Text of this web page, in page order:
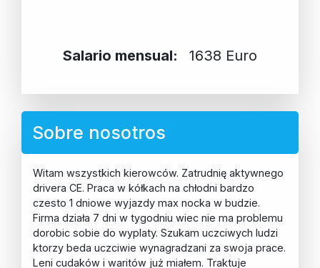
Salario mensual: 1638 Euro
Sobre nosotros
Witam wszystkich kierowców. Zatrudnię aktywnego
drivera CE. Praca w kółkach na chłodni bardzo
czesto 1 dniowe wyjazdy max nocka w budzie.
Firma działa 7 dni w tygodniu wiec nie ma problemu
dorobic sobie do wyplaty. Szukam uczciwych ludzi
ktorzy beda uczciwie wynagradzani za swoja prace.
Leni cudaków i waritów już miałem. Traktuje